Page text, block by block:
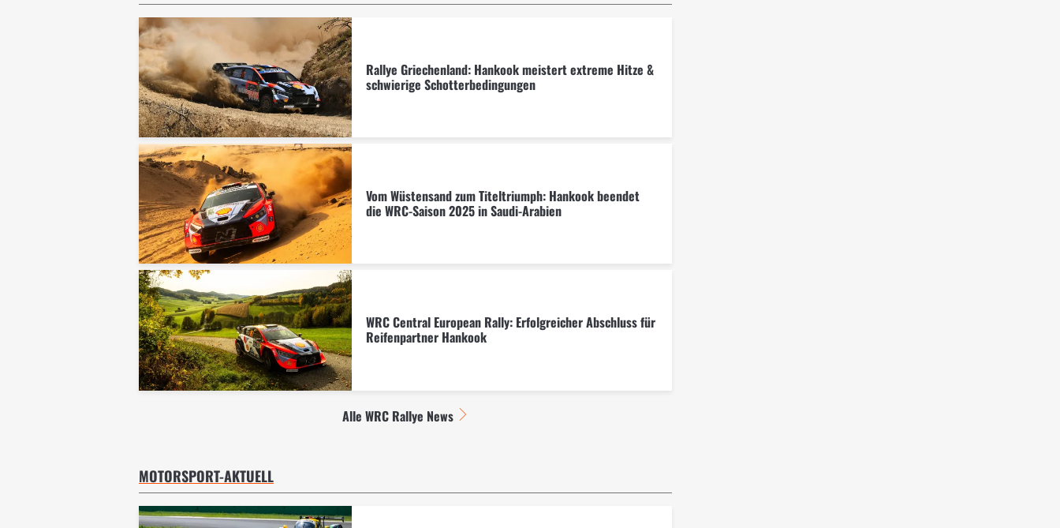
Rallye Griechenland: Hankook meistert extreme Hitze &
schwierige Schotterbedingungen
Vom Wüstensand zum Titeltriumph: Hankook beendet
die WRC-Saison 2025 in Saudi-Arabien
WRC Central European Rally: Erfolgreicher Abschluss für
Reifenpartner Hankook
Alle WRC Rallye News
MOTORSPORT-AKTUELL